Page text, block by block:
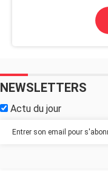
NEWSLETTERS
Actu du jour